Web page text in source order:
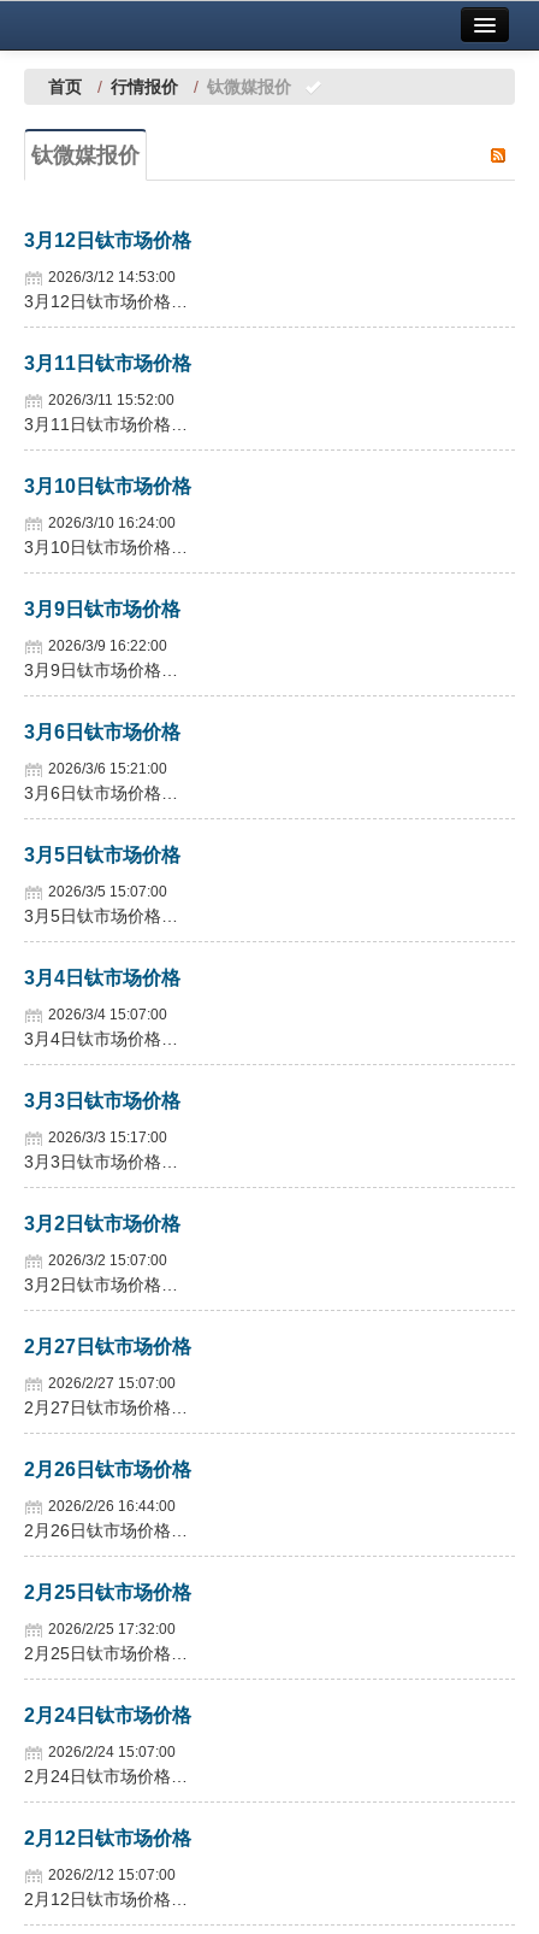
中国有色金属报社主办 广告服务
铜镍铅锌
稀有稀土
科技
镁钛
党建工作
企业文化
《资源再生》杂志
行情报价
数字报
首页 / 行情报价 / 钛微媒报价
钛微媒报价
3月12日钛市场价格
2026/3/12 14:53:00
3月12日钛市场价格…
3月11日钛市场价格
2026/3/11 15:52:00
3月11日钛市场价格…
3月10日钛市场价格
2026/3/10 16:24:00
3月10日钛市场价格…
3月9日钛市场价格
2026/3/9 16:22:00
3月9日钛市场价格…
3月6日钛市场价格
2026/3/6 15:21:00
3月6日钛市场价格…
3月5日钛市场价格
2026/3/5 15:07:00
3月5日钛市场价格…
3月4日钛市场价格
2026/3/4 15:07:00
3月4日钛市场价格…
3月3日钛市场价格
2026/3/3 15:17:00
3月3日钛市场价格…
3月2日钛市场价格
2026/3/2 15:07:00
3月2日钛市场价格…
2月27日钛市场价格
2026/2/27 15:07:00
2月27日钛市场价格…
2月26日钛市场价格
2026/2/26 16:44:00
2月26日钛市场价格…
2月25日钛市场价格
2026/2/25 17:32:00
2月25日钛市场价格…
2月24日钛市场价格
2026/2/24 15:07:00
2月24日钛市场价格…
2月12日钛市场价格
2026/2/12 15:07:00
2月12日钛市场价格…